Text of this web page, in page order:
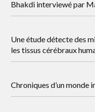
Bhakdi interviewé par
Une étude détecte des
les tissus cérébraux
Chroniques d’un monde